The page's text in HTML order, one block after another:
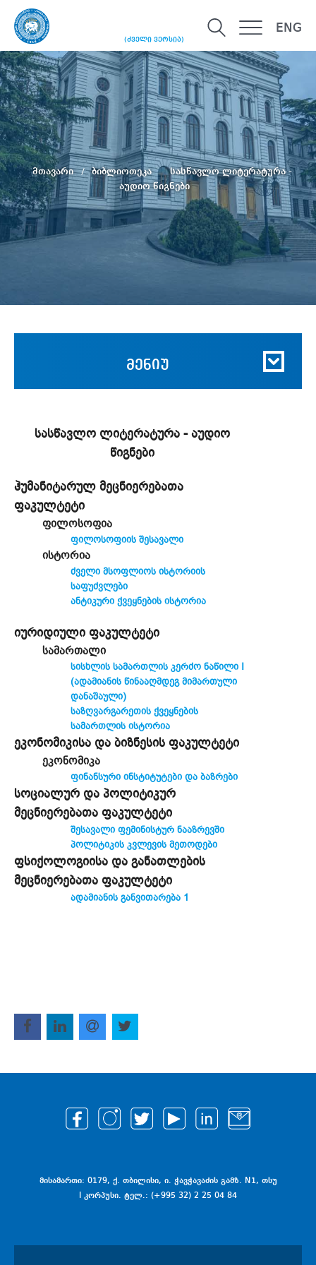
(ძველი ვერსია)
ENG
მთავარი ბიბლიოთეკა
სასწავლო ლიტერატურა -
აუდიო წიგნები
მენიუ
სასწავლო ლიტერატურა - აუდიო
წიგნები
ჰუმანიტარულ მეცნიერებათა
ფაკულტეტი
ფილოსოფია
ფილოსოფიის შესავალი
ისტორია
ძველი მსოფლიოს ისტორიის
საფუძვლები
ანტიკური ქვეყნების ისტორია
იურიდიული ფაკულტეტი
სამართალი
სისხლის სამართლის კერძო ნაწილი I
(ადამიანის წინააღმდეგ მიმართული
დანაშაული)
საზღვარგარეთის ქვეყნების
სამართლის ისტორია
ეკონომიკისა და ბიზნესის ფაკულტეტი
ეკონომიკა
ფინანსური ინსტიტუტები და ბაზრები
სოციალურ და პოლიტიკურ
მეცნიერებათა ფაკულტეტი
შესავალი ფემინისტურ ნააზრევში
პოლიტიკის კვლევის მეთოდები
ფსიქოლოგიისა და განათლების
მეცნიერებათა ფაკულტეტი
ადამიანის განვითარება 1
მისამართი: 0179, ქ. თბილისი, ი. ჭავჭავაძის გამზ. N1, თსუ
I კორპუსი. ტელ.: (+995 32) 2 25 04 84